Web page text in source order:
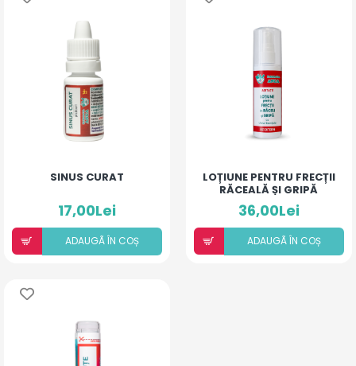
SINUS CURAT
17,00Lei
ADAUGÃ ÎN COȘ
LOȚIUNE PENTRU FRECȚII
RĂCEALĂ ȘI GRIPĂ
36,00Lei
ADAUGÃ ÎN COȘ